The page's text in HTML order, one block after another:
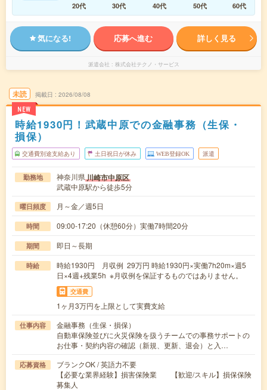
20代
30代 40代 50代 60代
気になる! 応募へ進む 詳しく見る
派遣会社 株式会社テクノ・サービス
未読
NEW
掲載日 2026/08/08
時給1930円！武蔵中原での金融事務（生保・
損保）
交通費別途支給あり 土日祝日が休み WEB登録OK 派遣
勤務地 神奈川県川崎市中原区
武蔵中原駅から徒歩5分
曜日頻度 月～金／週5日
時間 09:00-17:20（休憩60分）実働7時間20分
期間 即日～長期
時給
時給1930円 月収例 29万円 時給1930円×実働7h20m×週5
日×4週+残業5h ※月収例を保証するものではありません。
交通費
1ヶ月3万円を上限として実費支給
仕事内容
金融事務（生保・損保）
自動車保険並びに火災保険を扱うチームでの事務サポートの
お仕事・契約内容の確認（新規、更新、退会）と入…
応募資格
ブランクOK / 英語力不要
【必要な業界経験】損害保険業 【歓迎/スキル】損保保険
募集人